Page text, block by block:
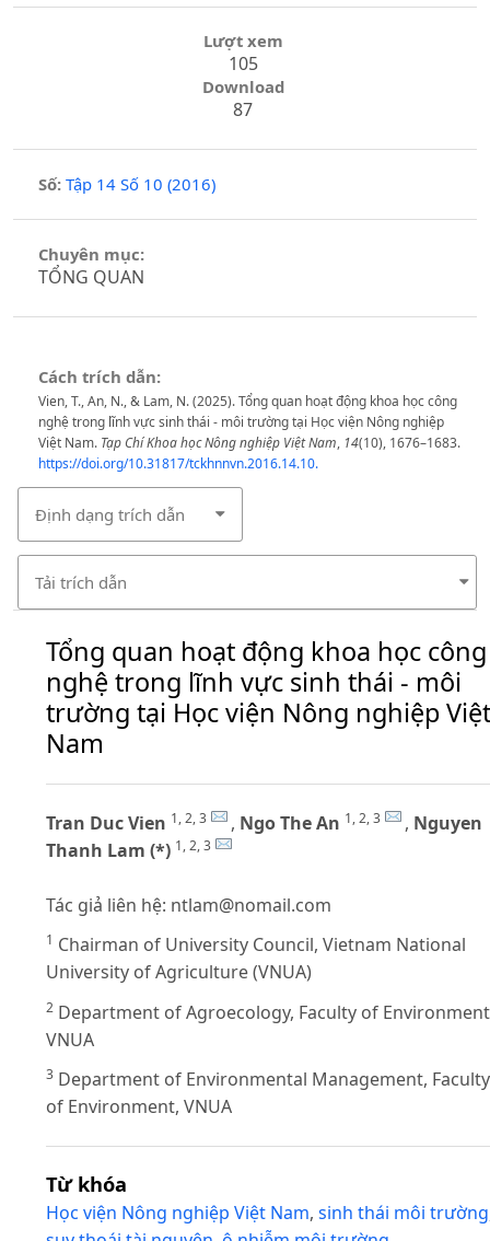
Lượt xem
105
Download
87
Số: Tập 14 Số 10 (2016)
Chuyên mục:
TỔNG QUAN
Cách trích dẫn:
Vien, T., An, N., & Lam, N. (2025). Tổng quan hoạt động khoa học công
nghệ trong lĩnh vực sinh thái - môi trường tại Học viện Nông nghiệp
Việt Nam. Tạp Chí Khoa học Nông nghiệp Việt Nam, 14(10), 1676–1683.
https://doi.org/10.31817/tckhnnvn.2016.14.10.
Định dạng trích dẫn
Tải trích dẫn
Tổng quan hoạt động khoa học công
nghệ trong lĩnh vực sinh thái - môi
trường tại Học viện Nông nghiệp Việt
Nam
Tran Duc Vien 1, 2, 3 , Ngo The An 1, 2, 3 , Nguyen
Thanh Lam (*) 1, 2, 3
Tác giả liên hệ: ntlam@nomail.com
1 Chairman of University Council, Vietnam National
University of Agriculture (VNUA)
2 Department of Agroecology, Faculty of
VNUA
3 Department of Environmental Management, Faculty
of Environment, VNUA
Từ khóa
Học viện Nông nghiệp Việt Nam, sinh thái môi trường